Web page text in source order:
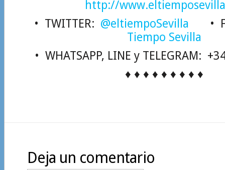
http://
• TWITTER: @eltiempoSevilla •
Tiempo Sevilla
• WHATSAPP, LINE y TELEGRAM:
♦ ♦ ♦ ♦ ♦ ♦ ♦ ♦ ♦
Deja un comentario